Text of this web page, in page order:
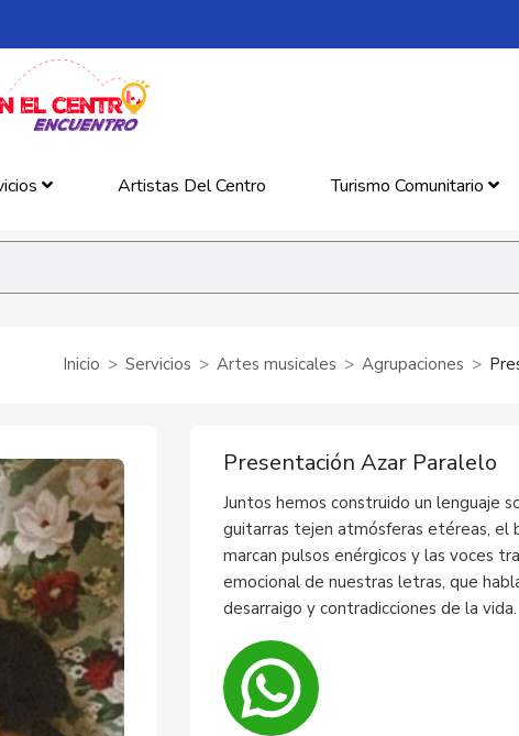
Artistas Del Centro Turismo Comunitario
Inicio Servicios Artes musicales Agrupaciones
Presentación Azar Paralelo
Juntos hemos construido un lenguaje
guitarras tejen atmósferas etéreas, el
marcan pulsos enérgicos y las voces
emocional de nuestras letras, que
desarraigo y contradicciones de la vida.